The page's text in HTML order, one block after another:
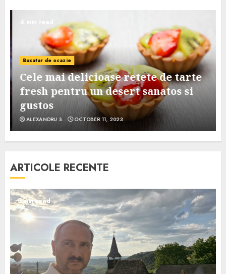
4 min read
Bucatar de ocazie
Cele mai delicioase retete de tarte
fresh pentru un desert sanatos si
gustos
ALEXANDRU S. OCTOBER 11, 2023
ARTICOLE RECENTE
5 min read